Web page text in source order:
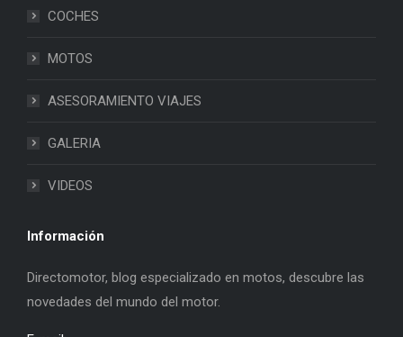
COCHES
MOTOS
ASESORAMIENTO VIAJES
GALERIA
VIDEOS
Información
Directomotor, blog especializado en motos, descubre las
novedades del mundo del motor.